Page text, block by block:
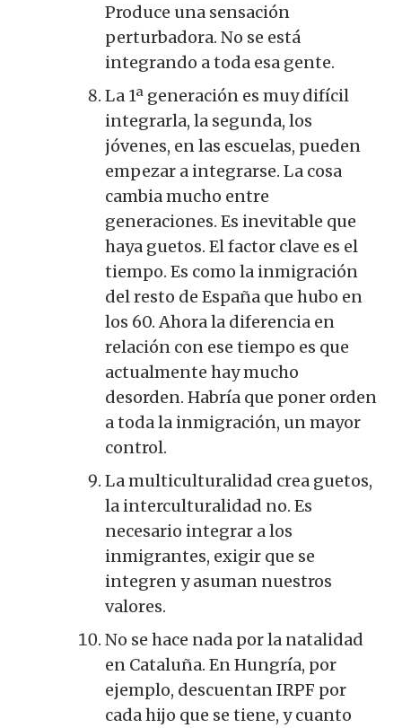
Produce una sensación
perturbadora. No se está
integrando a toda esa gente.
La 1ª generación es muy difícil
integrarla, la segunda, los
jóvenes, en las escuelas, pueden
empezar a integrarse. La cosa
cambia mucho entre
generaciones. Es inevitable que
haya guetos. El factor clave es el
tiempo. Es como la inmigración
del resto de España que hubo en
los 60. Ahora la diferencia en
relación con ese tiempo es que
actualmente hay mucho
desorden. Habría que poner orden
a toda la inmigración, un mayor
control.
La multiculturalidad crea guetos,
la interculturalidad no. Es
necesario integrar a los
inmigrantes, exigir que se
integren y asuman nuestros
valores.
No se hace nada por la natalidad
en Cataluña. En Hungría, por
ejemplo, descuentan IRPF por
cada hijo que se tiene, y cuanto